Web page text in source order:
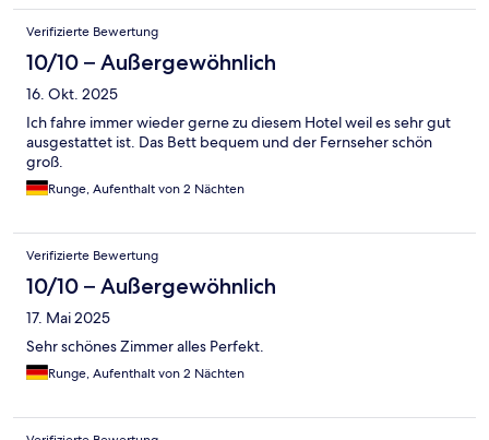
Verifizierte Bewertung
10/10 – Außergewöhnlich
16. Okt. 2025
Ich fahre immer wieder gerne zu diesem Hotel weil es sehr gut
ausgestattet ist. Das Bett bequem und der Fernseher schön
groß.
Runge, Aufenthalt von 2 Nächten
Verifizierte Bewertung
10/10 – Außergewöhnlich
17. Mai 2025
Sehr schönes Zimmer alles Perfekt.
Runge, Aufenthalt von 2 Nächten